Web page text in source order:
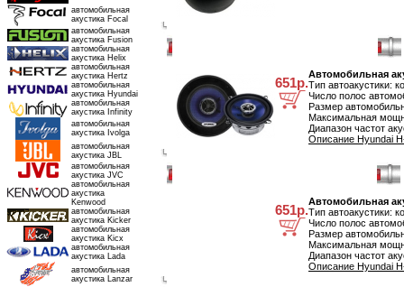
автомобильная
акустика Focal
автомобильная
акустика Fusion
автомобильная
акустика Helix
автомобильная
акустика Hertz
автомобильная
акустика Hyundai
автомобильная
акустика Infinity
автомобильная
акустика Ivolga
автомобильная
акустика JBL
автомобильная
акустика JVC
автомобильная
акустика
Kenwood
автомобильная
акустика Kicker
автомобильная
акустика Kicx
автомобильная
акустика Lada
автомобильная
акустика Lanzar
651р.
Автомобильная
Тип автоакустики:
Число полос
Размер
Максимальная
Диапазон частот
Описание Hyundai
651р.
Автомобильная
Тип автоакустики:
Число полос
Размер
Максимальная
Диапазон частот
Описание Hyundai